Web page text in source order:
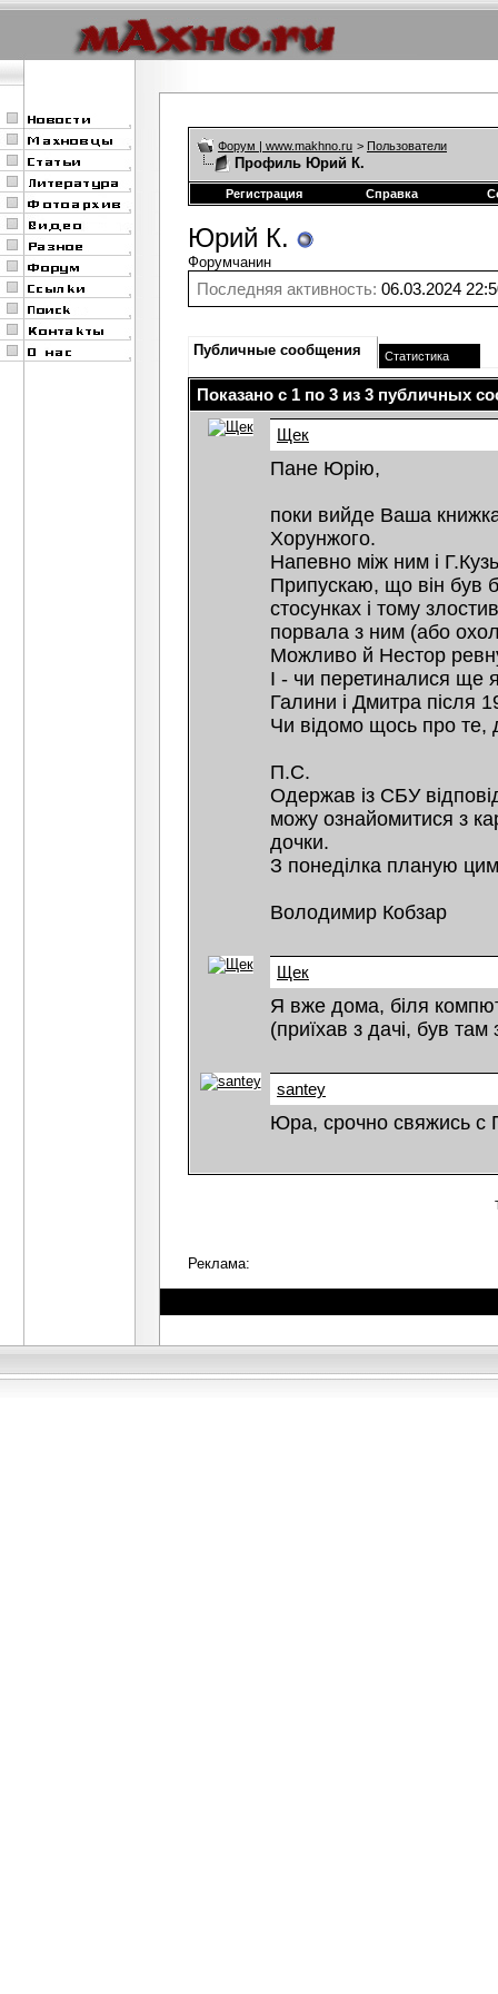
Форум | www.makhno.ru > Пользователи
Профиль Юрий К.
Регистрация Справка
Юрий К.
Форумчанин
Последняя активность: 06.03.2024
Публичные сообщения Статистика
Показано с 1 по 3 из 3 публичных
Щек
Пане Юрію,
поки вийде Ваша
Хорунжого.
Напевно між ним і
Припускаю, що він був
стосунках і тому
порвала з ним (або
Можливо й Нестор
І - чи перетиналися ще
Галини і Дмитра після
Чи відомо щось про те,
П.С.
Одержав із СБУ
можу ознайомитися з
дочки.
З понеділка планую
Володимир Кобзар
Щек
Я вже дома, біля
(приїхав з дачі, був там
santey
Юра, срочно свяжись с
Реклама: